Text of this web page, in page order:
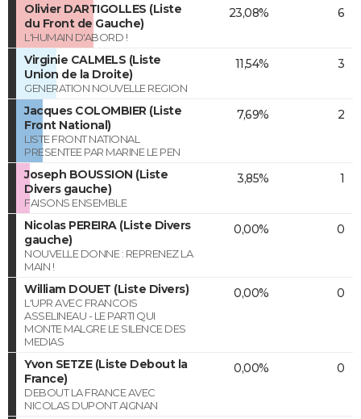
Olivier DARTIGOLLES (Liste
du Front de Gauche)
L'HUMAIN D'ABORD !
23,08% 6
Virginie CALMELS (Liste
Union de la Droite)
GENERATION NOUVELLE REGION
11,54% 3
Jacques COLOMBIER (Liste
Front National)
LISTE FRONT NATIONAL
PRESENTEE PAR MARINE LE PEN
7,69% 2
Joseph BOUSSION (Liste
Divers gauche)
FAISONS ENSEMBLE
3,85% 1
Nicolas PEREIRA (Liste Divers
gauche)
NOUVELLE DONNE : REPRENEZ LA
MAIN !
0,00% 0
William DOUET (Liste Divers)
L'UPR AVEC FRANCOIS
ASSELINEAU - LE PARTI QUI
MONTE MALGRE LE SILENCE DES
MEDIAS
0,00% 0
Yvon SETZE (Liste Debout la
France)
DEBOUT LA FRANCE AVEC
NICOLAS DUPONT AIGNAN
0,00% 0